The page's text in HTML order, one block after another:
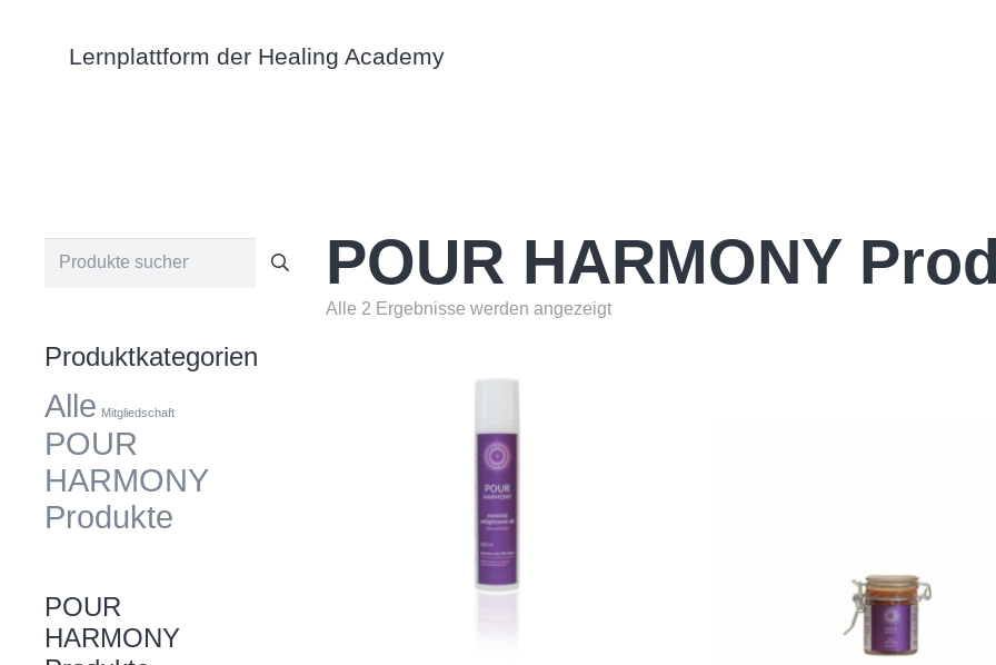
Lernplattform der Healing Academy
POUR HARMONY
Alle 2 Ergebnisse werden angezeigt
Suchen
Produktkategorien
Alle Mitgliedschaft
POUR
HARMONY
Produkte
POUR
HARMONY